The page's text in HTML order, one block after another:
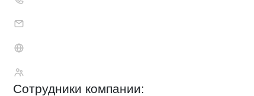
Сотрудники компании: